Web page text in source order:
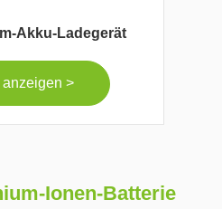
Akku-Ladegerät
anzeigen >
Ionen-Batterie